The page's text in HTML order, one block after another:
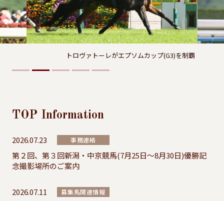
トロヴァトーレがエプソムカップ(G3)を制覇
TOP Information
2026.07.23 事務連絡
第２回、第３回新潟・中京競馬(7月25日～8月30日)優勝記
念撮影場所のご案内
2026.07.11 募集馬関連情報